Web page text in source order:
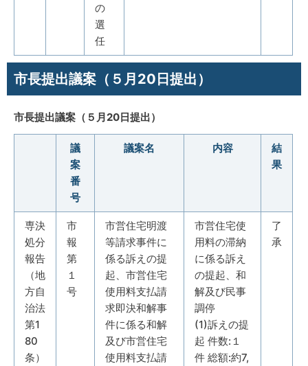
の
選
任
市長提出議案（５月20日提出）
市長提出議案（５月20日提出）
議
案
番
号
議案名 内容
結
果
専決
処分
報告
（地
方自
治法
第1
80
条）
市
報
第
１
号
市営住宅明渡
等請求事件に
係る訴えの提
起、市営住宅
使用料支払請
求即決和解事
件に係る和解
及び市営住宅
使用料支払請
市営住宅使
用料の滞納
に係る訴え
の提起、和
解及び民事
調停
(1)訴えの提
起 件数:１
件 総額:約7,
了
承